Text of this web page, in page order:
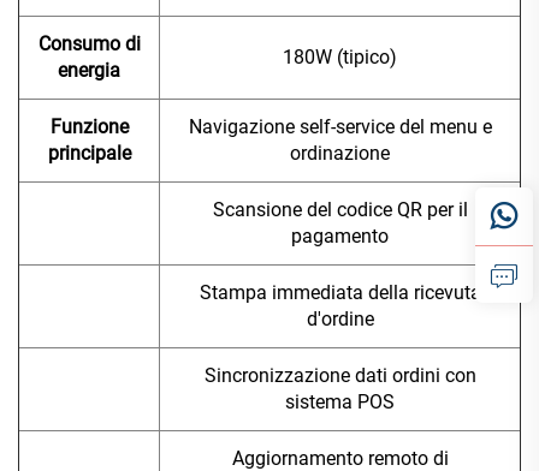
Consumo di
energia
180W (tipico)
Funzione
principale
Navigazione self-service del menu e
ordinazione
Scansione del codice QR per il
pagamento
Stampa immediata della ricevuta
d'ordine
Sincronizzazione dati ordini con
sistema POS
Aggiornamento remoto di